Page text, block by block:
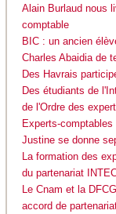
Alain Burlaud nous
comptable
BIC : un ancien
Charles Abaidia de
Des Havrais
Des étudiants de
de l'Ordre des
Experts-
Justine se donne
La formation des
du partenariat
Le Cnam et la
accord de